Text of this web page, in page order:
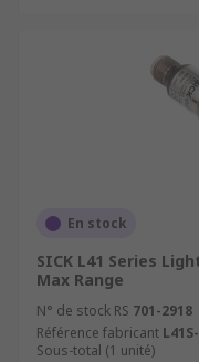
En stock
SICK L41 Series
Max Range
N° de stock RS 701-2918
Référence fabricant
Sous-total (1 unité)